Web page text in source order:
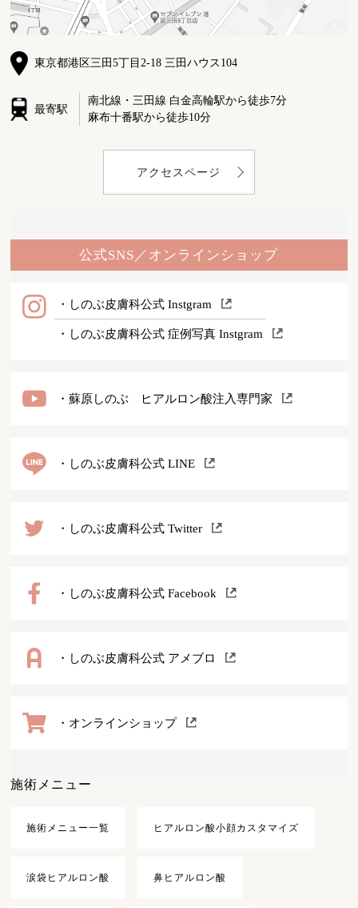
東京都港区三田5丁目2-18 三田ハウス104
最寄駅
南北線・三田線 白金高輪駅から徒歩7分
麻布十番駅から徒歩10分
アクセスページ
公式SNS／オンラインショップ
・しのぶ皮膚科公式 Instgram
・しのぶ皮膚科公式 症例写真 Instgram
・蘇原しのぶ ヒアルロン酸注入専門家
・しのぶ皮膚科公式 LINE
・しのぶ皮膚科公式 Twitter
・しのぶ皮膚科公式 Facebook
・しのぶ皮膚科公式 アメブロ
・オンラインショップ
施術メニュー
施術メニュー一覧 ヒアルロン酸小顔カスタマイズ
涙袋ヒアルロン酸 鼻ヒアルロン酸